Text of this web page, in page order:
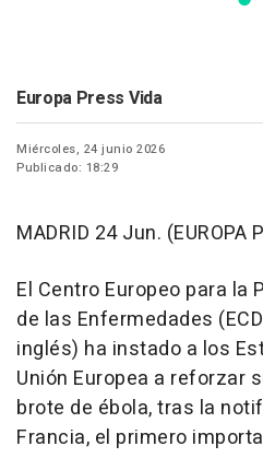
Europa Press Vida
Miércoles, 24 junio 2026
Publicado: 18:29
MADRID 24 Jun. (EUROPA
El Centro Europeo para la
de las Enfermedades
inglés) ha instado a los
Unión Europea a reforzar
brote de ébola, tras la
Francia, el primero